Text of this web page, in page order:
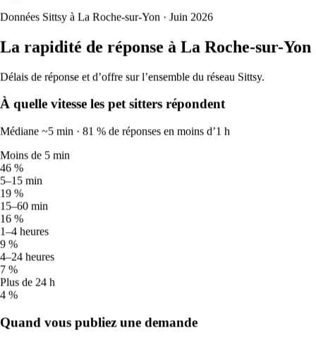
32°
Chaud
☀️
22°
Lun 17
27°
19°
Idéal
Mar
🌦️
23°
19 °
Bruine
Mer 19
🌦️
22°
Bruine
Jeu
Données Sittsy à La Roche-sur-Yon · Juin 2026
La rapidité de réponse à La Roche-sur-Yon
Délais de réponse et d’offre sur l’ensemble du réseau Sittsy.
À quelle vitesse les pet sitters répondent
Médiane ~5 min · 81 % de réponses en moins d’1 h
Moins de 5 min
46 %
5–15 min
19 %
15–60 min
16 %
1–4 heures
9 %
4–24 heures
7 %
Plus de 24 h
4 %
Quand vous publiez une demande